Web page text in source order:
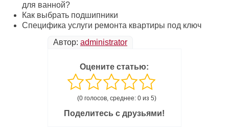
для ванной?
Как выбрать подшипники
Специфика услуги ремонта квартиры под ключ
Автор: administrator
Оцените статью:
(0 голосов, среднее: 0 из 5)
Поделитесь с друзьями!